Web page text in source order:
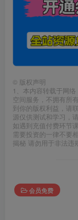
© 版权声明
1、本内容转载于网
空间服务，不拥有所
到你的版权利益，请
源仅供测试和学习，
如遇到充值付费环节
需要投资的一律不要
揭秘 请勿用于非法违
会员免费